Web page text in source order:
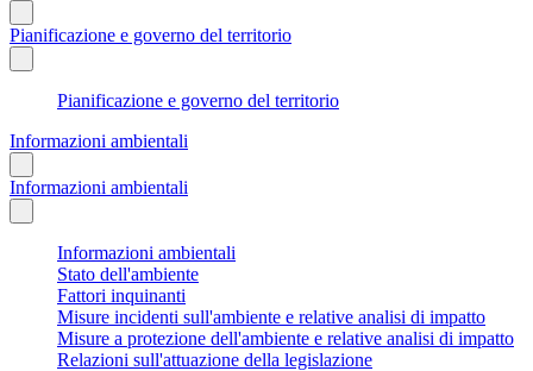
Pianificazione e governo del territorio
Pianificazione e governo del territorio
Informazioni ambientali
Informazioni ambientali
Informazioni ambientali
Stato dell'ambiente
Fattori inquinanti
Misure incidenti sull'ambiente e relative analisi di impatto
Misure a protezione dell'ambiente e relative analisi di impatto
Relazioni sull'attuazione della legislazione